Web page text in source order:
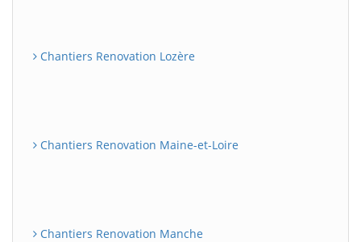
Chantiers Renovation Lozère
Chantiers Renovation Maine-et-Loire
Chantiers Renovation Manche